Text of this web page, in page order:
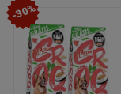
-30%